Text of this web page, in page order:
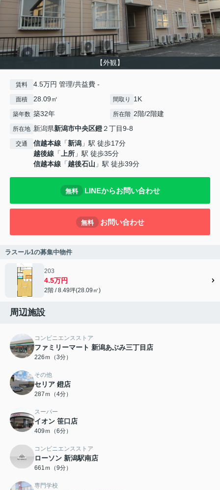
【外観】
賃料 4.5万円 管理/共益費 -
面積 28.09㎡ 間取り 1K
築年数 築32年 所在階 2階/2階建
所在地 新潟県新潟市中央区鐙２丁目9-8
交通 信越本線 「新潟 」駅 徒歩17分
越後線 「 上所 」駅 徒歩35分
信越本線 「越後石山 」駅 徒歩39分
無料 LINEからお問い合わせ
無料 お問い合わせ
ラスール1の募集中物件
203
4.5万円
2階 / 8.49坪(28.09㎡)
周辺施設
コンビニエンスストア
ファミリーマート 新潟あぶみ三丁目店
226ｍ（3分）
その他
セリア 鐙店
287ｍ（4分）
スーパー
イオン 笹口店
409ｍ（6分）
コンビニエンスストア
ローソン 新潟駅南店
661ｍ（9分）
専門学校